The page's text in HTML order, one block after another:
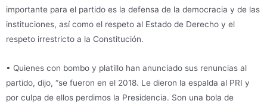
importante para el partido es la defensa de la democracia y de las
instituciones, así como el respeto al Estado de Derecho y el
respeto irrestricto a la Constitución.
• Quienes con bombo y platillo han anunciado sus renuncias al
partido, dijo, “se fueron en el 2018. Le dieron la espalda al PRI y
por culpa de ellos perdimos la Presidencia. Son una bola de